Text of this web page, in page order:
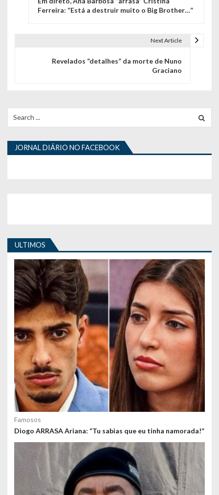
ã
o
d
i
g
o
s
Ferreira: “Está a destruir muito o Big Brother…”
Next Article
Revelados “detalhes” da morte de Nuno
Graciano
for:
JORNAL DIÁRIO NO FACEBOOK
ULTIMOS
Famosos
Diogo ARRASA Ariana: “Tu sabias que eu tinha namorada!”